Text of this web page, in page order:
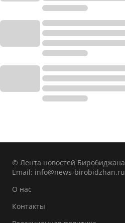
© Лента новостей Биробиджана
Email: info@news-birobidzhan.ru
О нас
Контакты